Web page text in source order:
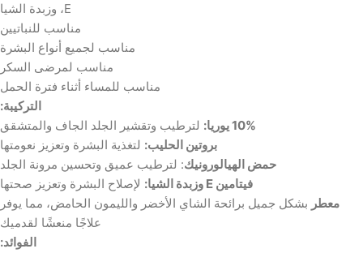
E، وزبدة الشيا
مناسب للنباتيين
مناسب لجميع أنواع البشرة
مناسب لمرضى السكر
مناسب للمساء أثناء فترة الحمل
التركيبة:
10% يوريا:
لترطيب وتقشير الجلد الجاف والمتشقق
بروتين الحليب: لتغذية البشرة وتعزيز نعومتها
حمض الهيالورونيك: لترطيب عميق وتحسين مرونة الجلد
فيتامين E وزبدة الشيا:
لإصلاح البشرة وتعزيز صحتها
معطر بشكل جميل برائحة الشاي الأخضر والليمون الحامض، مما يوفر
علاجًا منعشًا لقدميك
الفوائد: